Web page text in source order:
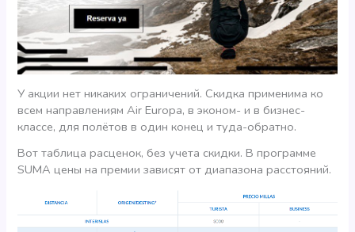
У акции нет никаких ограничений. Скидка применима ко
всем направлениям Air Europa, в эконом- и в бизнес-
классе, для полётов в один конец и туда-обратно.
Вот таблица расценок, без учета скидки. В программе
SUMA цены на премии зависят от диапазона расстояний.